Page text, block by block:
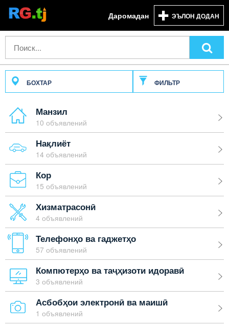
Даромадан ЭЪЛОН ДОДАН
БОХТАР ФИЛЬТР
Манзил
10 объявлений
Нақлиёт
14 объявлений
Кор
15 объявлений
Хизматрасонӣ
4 объявлений
Телефонҳо ва гаджетҳо
57 объявлений
Компютерҳо ва таҷҳизоти идоравӣ
3 объявлений
Асбобҳои электронӣ ва маишӣ
1 объявлений